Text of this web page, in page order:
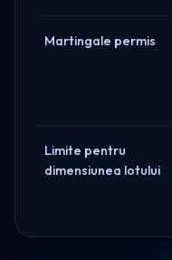
Martingale permis
Limite pentru
dimensiunea lotului